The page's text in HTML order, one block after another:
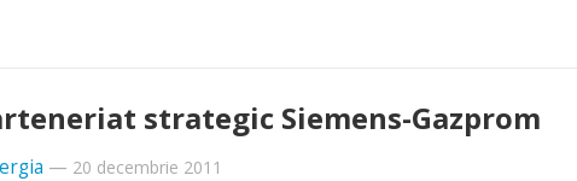
strategic Siemens-Gazprom
— 20 decembrie 2011